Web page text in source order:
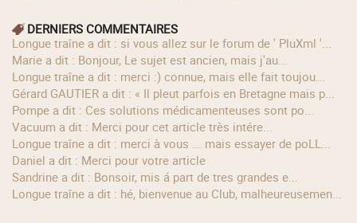
DERNIERS COMMENTAIRES
longue traîne a dit : si vous allez sur le forum de ' PluXml '...
Marie a dit : Bonjour, Le sujet est ancien, mais j'au...
longue traîne a dit : merci :) connue, mais elle fait toujou...
Gérard GAUTIER a dit : « Il pleut parfois en Bretagne mais p...
Pompe a dit : Ces solutions médicamenteuses sont po...
Vacuum a dit : Merci pour cet article très intére...
longue traîne a dit : merci à vous ... mais essayer de poLL...
Daniel a dit : Merci pour votre article
Sandrine a dit : Bonsoir, mis á part de tres grandes e...
longue traîne a dit : hé, bienvenue au Club, malheureusemen...